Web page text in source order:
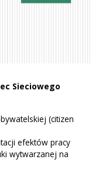
Sieciowego
(citizen
efektów pracy
wytwarzanej na